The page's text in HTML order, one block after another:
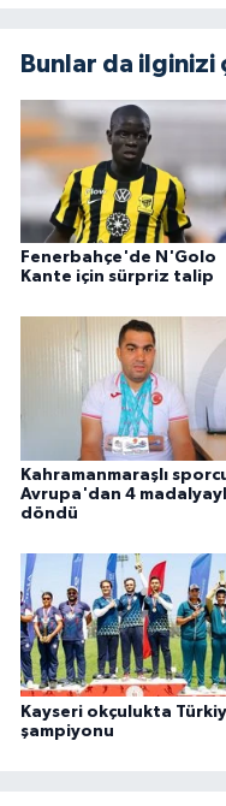
Bunlar da ilginizi
Fenerbahçe'de N'Golo
Kante için sürpriz talip
Kahramanmaraşlı
Avrupa'dan 4
döndü
Kayseri okçulukta
şampiyonu